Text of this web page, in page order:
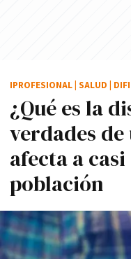
¿Qué es la
verdades
afecta a
población
IPROFESIONAL SALUD